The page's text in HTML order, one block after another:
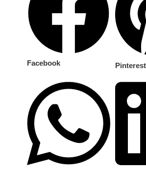
Facebook Pinterest